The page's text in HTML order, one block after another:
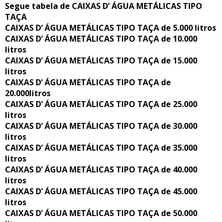
Segue tabela de CAIXAS D’ ÁGUA METÁLICAS TIPO
TAÇA
CAIXAS D’ ÁGUA METÁLICAS TIPO TAÇA de 5.000 litros
CAIXAS D’ ÁGUA METÁLICAS TIPO TAÇA de 10.000
litros
CAIXAS D’ ÁGUA METÁLICAS TIPO TAÇA de 15.000
litros
CAIXAS D’ ÁGUA METÁLICAS TIPO TAÇA de
20.000litros
CAIXAS D’ ÁGUA METÁLICAS TIPO TAÇA de 25.000
litros
CAIXAS D’ ÁGUA METÁLICAS TIPO TAÇA de 30.000
litros
CAIXAS D’ ÁGUA METÁLICAS TIPO TAÇA de 35.000
litros
CAIXAS D’ ÁGUA METÁLICAS TIPO TAÇA de 40.000
litros
CAIXAS D’ ÁGUA METÁLICAS TIPO TAÇA de 45.000
litros
CAIXAS D’ ÁGUA METÁLICAS TIPO TAÇA de 50.000